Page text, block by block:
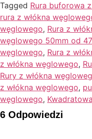
Tagged Rura buforowa
rura z włókna
węglowego, Rura z
węglowego 50mm od
węglowego, Rura z
z włókna węglowego,
Rury z włókna
z włókna węglowego,
węglowego,
6 Odpowiedzi